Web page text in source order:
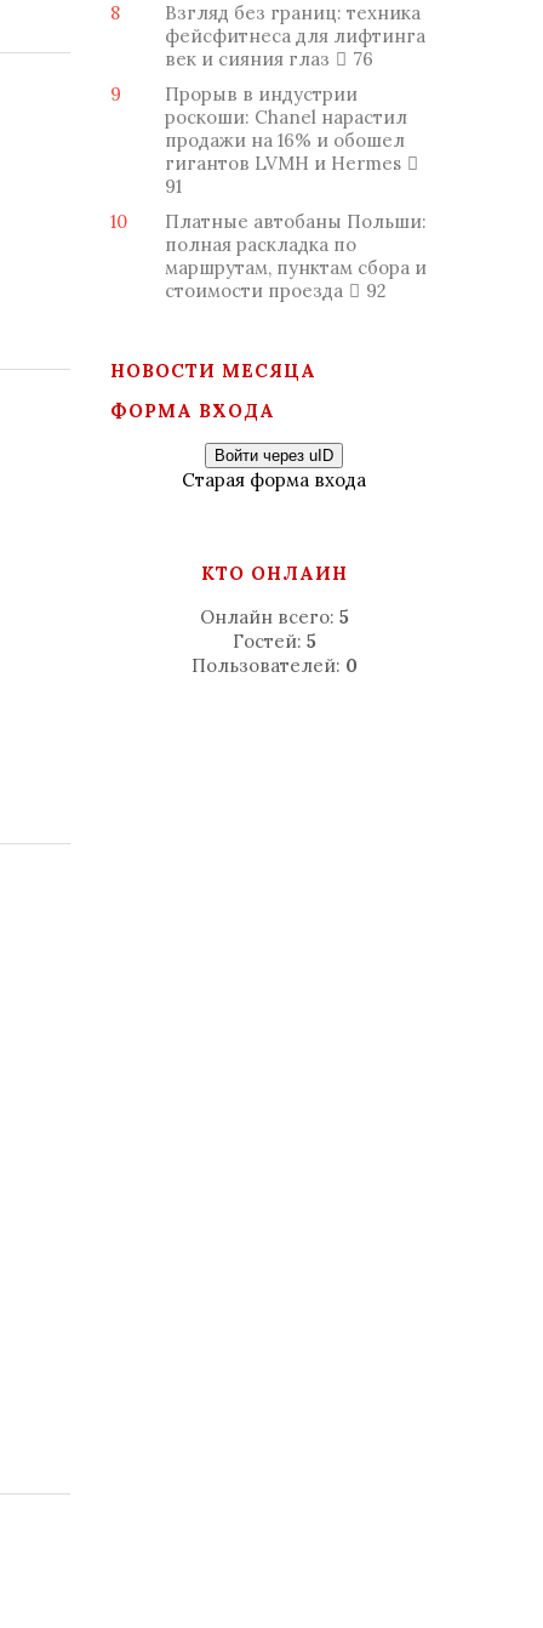
8
Взгляд без границ: техника
фейсфитнеса для лифтинга
век и сияния глаз
76
9
Прорыв в индустрии
роскоши: Chanel нарастил
продажи на 16% и обошел
гигантов LVMH и Hermes
91
10
Платные автобаны Польши:
полная раскладка по
маршрутам, пунктам сбора и
стоимости проезда
92
НОВОСТИ МЕСЯЦА
ФОРМА ВХОДА
Войти через uID
Старая форма входа
КТО ОНЛАЙН
Онлайн всего: 5
Гостей: 5
Пользователей: 0